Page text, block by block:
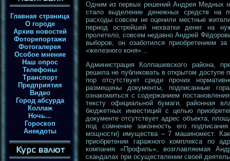
Главная страница
О городе
Архив новостей
Фоторепортажи
Фотогалерея
Особое мнение
Наш опрос
Телефоны
Транспорт
Предприятия
Видео
Город абсурда
Коллаж
Ночь...
Гороскоп
Анекдоты
Одним из первых решений Андрея Медных
стало выделение денежных средств на
расходы совсем не оценили местные
период острейшей нехватки денег на
пролетело, совсем недавно Андрей
выборов, он озаботился приобретением
«железного коня»…
Администрация Колпашевского района,
решила не публиковать в открытом доступе
пор отсутствует среди прочих
размещены документы, подписанные
ознакомиться с содержанием
тексту официальной бумаги, районная
бюджетных инвестиций с целью
документе отсутствует адрес объекта,
под сомнение законность его
мощности) имущества – 7 машиномест.
приобретении гаражного комплекса по
компания «Профиль», возглавляемая
скандалах при осуществлении своей